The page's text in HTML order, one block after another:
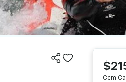
Com